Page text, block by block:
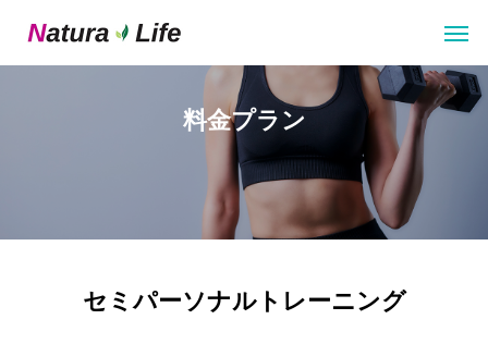
料金プラン
セミパーソナルトレーニング